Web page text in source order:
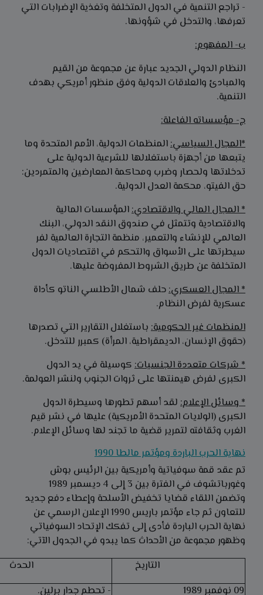
- تراجع التنمية في الدول المتخلفة وتغذية الإضرابات التي
تعرفها، والتدخل في شؤونها.
ب- المفهوم:
النظام الدولي الجديد عبارة عن مجموعة من القيم
والمبادئ والعلاقات الدولية وفق منظور أمريكي بهدف
التنمية.
ج- مؤسساته الفاعلة:
*المجال السياسي:المنظمات الدولية، الأمم المتحدة وما
يتبعها من أجهزة باستغلالها للشرعية الدولية على
تدخلاتها ولحصار وضرب ومحاكمة المعارضين والمتمردين:
حق الفيتو، محكمة العدل الدولية.
* المجال المالي والاقتصادي:المؤسسات المالية
والاقتصادية وتتمثل في صندوق النقد الدولي، البنك
العالمي للإنشاء والتعمير، منظمة التجارة العالمية لفر
سيطرتها على الأسواق والتحكم في اقتصاديات الدول
المتخلفة عن طريق الشروط المفروضة عليها.
* المجال العسكري:حلف شمال الأطلسي الناتو كأداة
عسكرية لفرض النظام.
المنظمات غير الحكومية: باستغلال التقارير التي تصدرها
(حقوق الإنسان، الديمقراطية، المرأة) كمبرر للتدخل.
* شركات متعددة الجنسيات: كوسيلة في يد الدول
الكبرى لفرض هيمنتها على ثروات الجنوب ولنشر العولمة.
* وسائل الإعلام: لقد أسهم تطورها وسيطرة الدول
الكبرى (الولايات المتحدة الأمريكية) عليها في نشر قيم
الغرب وثقافته لتمرير قضية ما تجند لها وسائل الإعلام.
نهاية الحرب الباردة ومؤتمر مالطا 1990
تم عقد قمة سوفياتية وأمريكية بين الرئيس بوش
وغورباتشوف في الفترة بين 3 إلى 4 ديسمبر 1989
وتضمن اللقاء قضايا تخفيض الأسلحة وإعطاء دفع جديد
للتعاون ثم جاء مؤتمر باريس 1990 الإعلان الرسمي عن
نهاية الحرب الباردة فأدى إلى تفكك الإتحاد السوفياتي
وظهور مجموعة من الأحداث كما يبدو في الجدول الآتي:
التاريخ
الحدث
09 نوفمبر 1989
- تحطم جدار برلين.